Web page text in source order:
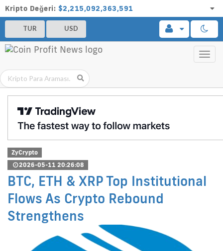
Kripto Değeri: $2,215,092,363,591
TUR USD
ZyCrypto
2026-05-11 20:26:08
BTC, ETH & XRP Top Institutional
Flows As Crypto Rebound
Strengthens